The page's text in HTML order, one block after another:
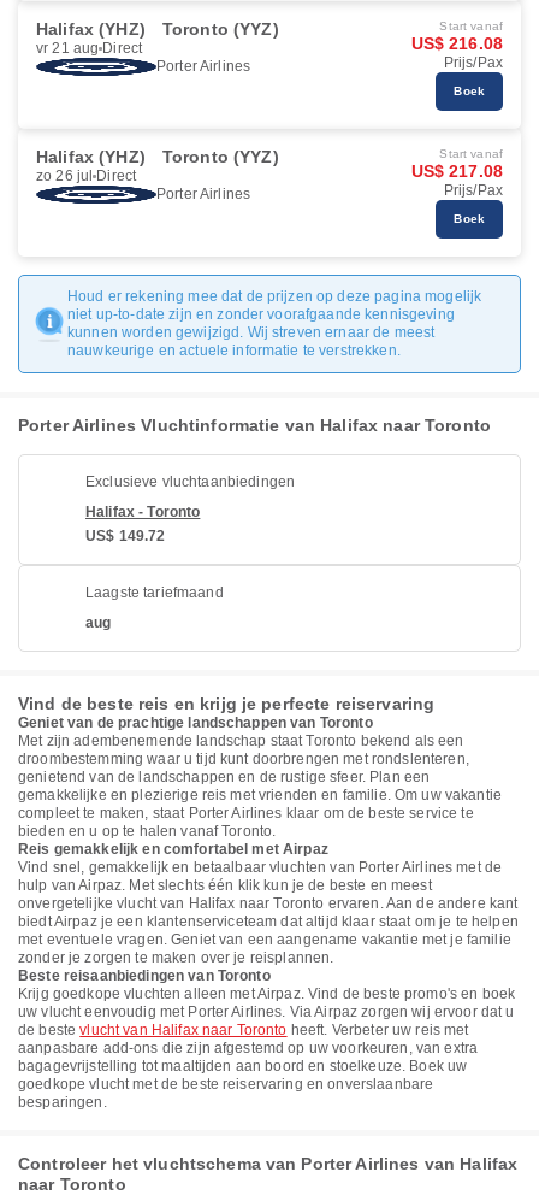
Halifax (YHZ) Toronto (YYZ)
vr 21 aug Direct
Porter Airlines
Start vanaf
US$ 216.08
Prijs/Pax
Boek
Halifax (YHZ) Toronto (YYZ)
zo 26 jul Direct
Porter Airlines
Start vanaf
US$ 217.08
Prijs/Pax
Boek
Houd er rekening mee dat de prijzen op deze pagina mogelijk
niet up-to-date zijn en zonder voorafgaande kennisgeving
kunnen worden gewijzigd. Wij streven ernaar de meest
nauwkeurige en actuele informatie te verstrekken.
Porter Airlines Vluchtinformatie van Halifax naar Toronto
Exclusieve vluchtaanbiedingen
Halifax - Toronto
US$ 149.72
Laagste tariefmaand
aug
Vind de beste reis en krijg je perfecte reiservaring
Geniet van de prachtige landschappen van Toronto
Met zijn adembenemende landschap staat Toronto bekend als een
droombestemming waar u tijd kunt doorbrengen met rondslenteren,
genietend van de landschappen en de rustige sfeer. Plan een
gemakkelijke en plezierige reis met vrienden en familie. Om uw vakantie
compleet te maken, staat Porter Airlines klaar om de beste service te
bieden en u op te halen vanaf Toronto.
Reis gemakkelijk en comfortabel met Airpaz
Vind snel, gemakkelijk en betaalbaar vluchten van Porter Airlines met de
hulp van Airpaz. Met slechts één klik kun je de beste en meest
onvergetelijke vlucht van Halifax naar Toronto ervaren. Aan de andere kant
biedt Airpaz je een klantenserviceteam dat altijd klaar staat om je te helpen
met eventuele vragen. Geniet van een aangename vakantie met je familie
zonder je zorgen te maken over je reisplannen.
Beste reisaanbiedingen van Toronto
Krijg goedkope vluchten alleen met Airpaz. Vind de beste promo's en boek
uw vlucht eenvoudig met Porter Airlines. Via Airpaz zorgen wij ervoor dat u
de bestevlucht van Halifax naar Toronto heeft. Verbeter uw reis met
aanpasbare add-ons die zijn afgestemd op uw voorkeuren, van extra
bagagevrijstelling tot maaltijden aan boord en stoelkeuze. Boek uw
goedkope vlucht met de beste reiservaring en onverslaanbare
besparingen.
Controleer het vluchtschema van Porter Airlines van Halifax
naar Toronto